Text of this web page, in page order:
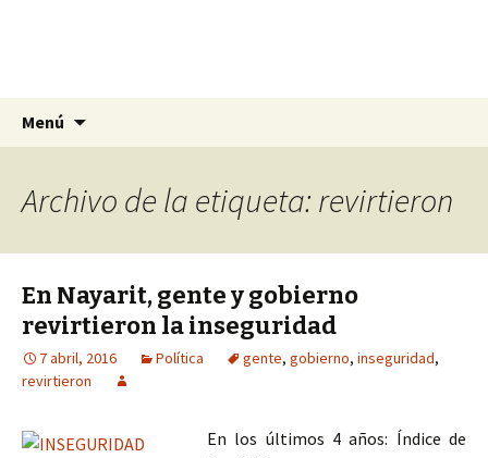
La Yunta de Tepic
La nueva opción en información
Menú
Archivo de la etiqueta: revirtieron
En Nayarit, gente y gobierno
revirtieron la inseguridad
7 abril, 2016 Política gente, gobierno, inseguridad,
revirtieron
En los últimos 4 años: Índice de